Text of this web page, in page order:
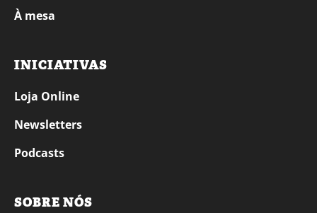
À mesa
INICIATIVAS
Loja Online
Newsletters
Podcasts
SOBRE NÓS